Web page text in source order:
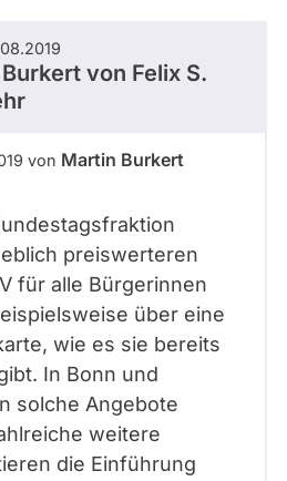
von Felix S.
von Martin Burkert
preiswerteren
für alle Bürgerinnen
über eine
wie es sie bereits
In Bonn und
solche Angebote
weitere
die Einführung